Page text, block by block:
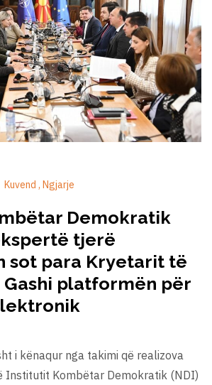
Kuvend Ngjarje
Demokratik
tjerë
sot para Kryetarit të
Gashi platformën për
i kënaqur nga takimi që realizova
Institutit Kombëtar Demokratik (NDI)